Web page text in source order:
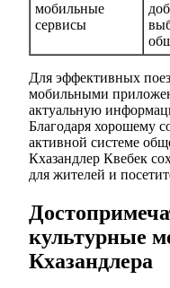
мобильные
сервисы
Для эффективных
мобильными
актуальную
Благодаря хорошему
активной системе
Кхазандлер Квебек
для жителей и
культурные
Кхазандлера